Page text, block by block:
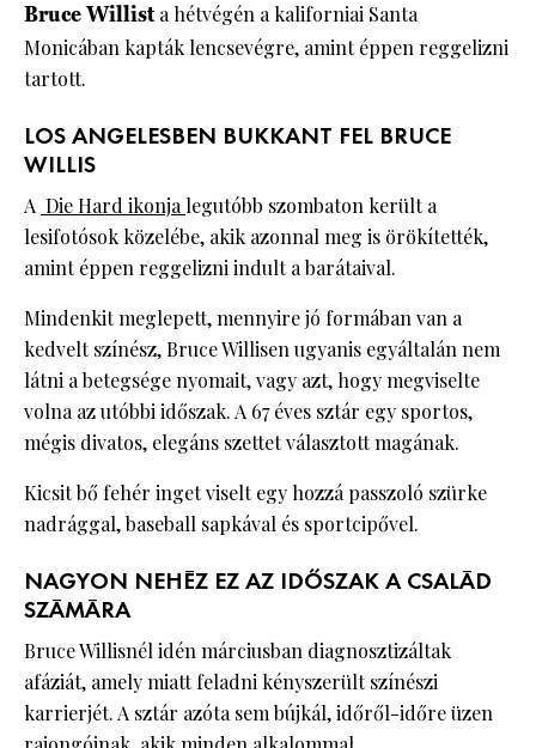
Bruce Willista hétvégén a kaliforniai Santa
Monicában kapták lencsevégre, amint éppen reggelizni
tartott.
LOS ANGELESBEN BUKKANT FEL BRUCE
WILLIS
A Die Hard ikonjalegutóbb szombaton került a
lesifotósok közelébe, akik azonnal meg is örökítették,
amint éppen reggelizni indult a barátaival.
Mindenkit meglepett, mennyire jó formában van a
kedvelt színész, Bruce Willisen ugyanis egyáltalán nem
látni a betegsége nyomait, vagy azt, hogy megviselte
volna az utóbbi időszak. A 67 éves sztár egy sportos,
mégis divatos, elegáns szettet választott magának.
Kicsit bő fehér inget viselt egy hozzá passzoló szürke
nadrággal, baseball sapkával és sportcipővel.
NAGYON NEHÉZ EZ AZ IDŐSZAK A CSALÁD
SZÁMÁRA
Bruce Willisnél idén márciusban diagnosztizáltak
afáziát, amely miatt feladni kényszerült színészi
karrierjét. A sztár azóta sem bújkál, időről-időre üzen